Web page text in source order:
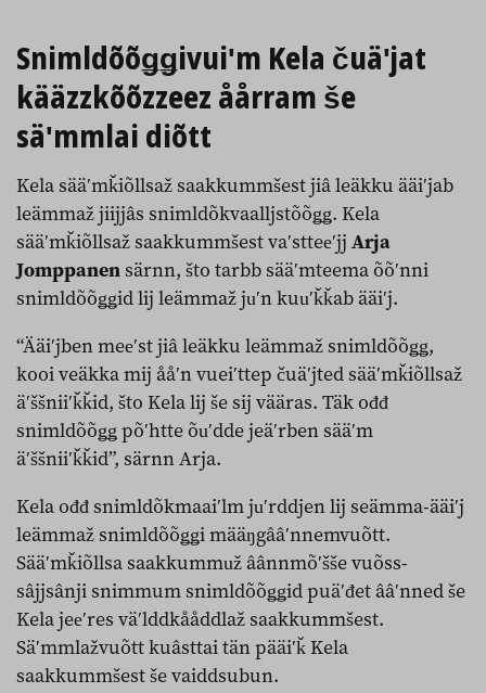
Snimldõõǥǥivuiʹm Kela čuäʹjat
kääzzkõõzzeez åårram še
säʹmmlai diõtt
Kela sääʹmǩiõllsaž saakkummšest jiâ leäkku ääiʹjab
leämmaž jiijjâs snimldõkvaalljstõõǥǥ. Kela
sääʹmǩiõllsaž saakkummšest vaʹstteeʹjj Arja
Jomppanen särnn, što tarbb sääʹmteema õõʹnni
snimldõõǥǥid lij leämmaž juʹn kuuʹǩǩab ääiʹj.
“Ääiʹjben meeʹst jiâ leäkku leämmaž snimldõõǥǥ,
kooi veäkka mij ååʹn vueiʹttep čuäʹjted sääʹmǩiõllsaž
äʹššniiʹǩǩid, što Kela lij še sij vääras. Täk ođđ
snimldõõǥǥ põʹhtte õuʹdde jeäʹrben sääʹm
äʹššniiʹǩǩid”, särnn Arja.
Kela ođđ snimldõkmaaiʹlm juʹrddjen lij seämma-ääiʹj
leämmaž snimldõõǥǥi määŋgââʹnnemvuõtt.
Sääʹmǩiõllsa saakkummuž âânnmõʹšše vuõss-
sâjjsânji snimmum snimldõõǥǥid puäʹđet ââʹnned še
Kela jeeʹres väʹlddkååddlaž saakkummšest.
Säʹmmlažvuõtt kuâsttai tän pääiʹǩ Kela
saakkummšest še vaiddsubun.